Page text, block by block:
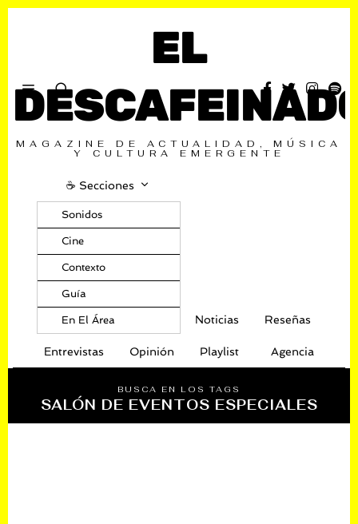
EL
MAGAZINE DE ACTUALIDAD, MÚSICA
Y CULTURA EMERGENTE
☕️ Secciones
Sonidos
Cine
Contexto
Guía
En El Área Noticias Reseñas
Entrevistas Opinión Playlist Agencia
BUSCA EN LOS TAGS
SALÓN DE EVENTOS ESPECIALES